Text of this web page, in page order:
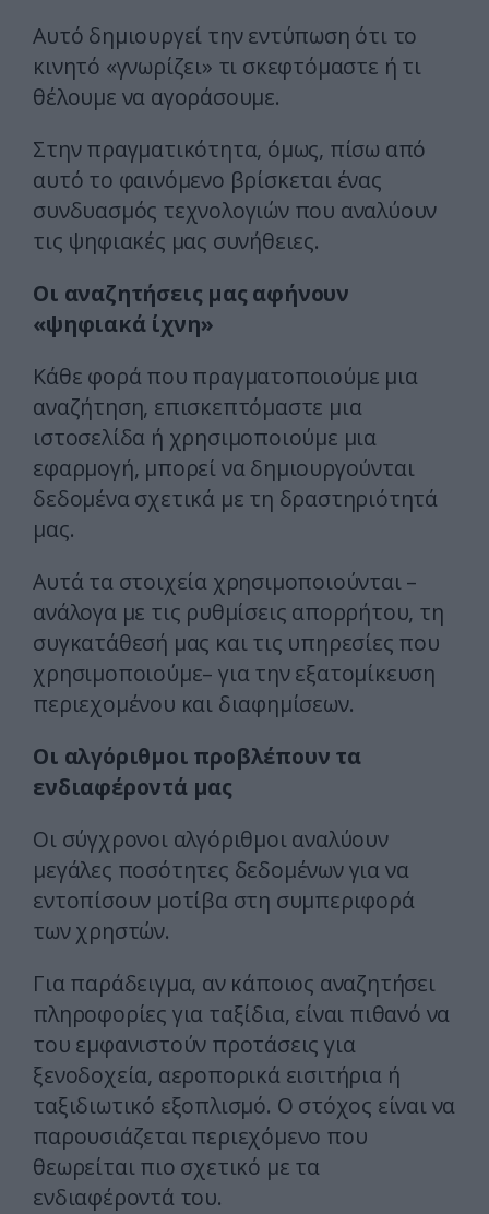
Αυτό δημιουργεί την εντύπωση ότι το
κινητό «γνωρίζει» τι σκεφτόμαστε ή τι
θέλουμε να αγοράσουμε.
Στην πραγματικότητα, όμως, πίσω από
αυτό το φαινόμενο βρίσκεται ένας
συνδυασμός τεχνολογιών που αναλύουν
τις ψηφιακές μας συνήθειες.
Οι αναζητήσεις μας αφήνουν
«ψηφιακά ίχνη»
Κάθε φορά που πραγματοποιούμε μια
αναζήτηση, επισκεπτόμαστε μια
ιστοσελίδα ή χρησιμοποιούμε μια
εφαρμογή, μπορεί να δημιουργούνται
δεδομένα σχετικά με τη δραστηριότητά
μας.
Αυτά τα στοιχεία χρησιμοποιούνται –
ανάλογα με τις ρυθμίσεις απορρήτου, τη
συγκατάθεσή μας και τις υπηρεσίες που
χρησιμοποιούμε– για την εξατομίκευση
περιεχομένου και διαφημίσεων.
Οι αλγόριθμοι προβλέπουν τα
ενδιαφέροντά μας
Οι σύγχρονοι αλγόριθμοι αναλύουν
μεγάλες ποσότητες δεδομένων για να
εντοπίσουν μοτίβα στη συμπεριφορά
των χρηστών.
Για παράδειγμα, αν κάποιος αναζητήσει
πληροφορίες για ταξίδια, είναι πιθανό να
του εμφανιστούν προτάσεις για
ξενοδοχεία, αεροπορικά εισιτήρια ή
ταξιδιωτικό εξοπλισμό. Ο στόχος είναι να
παρουσιάζεται περιεχόμενο που
θεωρείται πιο σχετικό με τα
ενδιαφέροντά του.